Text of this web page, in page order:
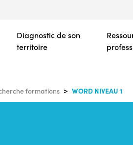
contenu
principal
Diagnostic de son
territoire
formations WORD NIVEAU 1